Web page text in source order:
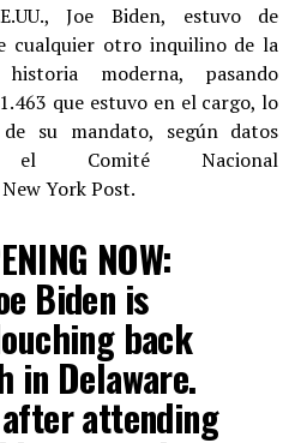
Joe Biden, estuvo de
cualquier otro inquilino de la
moderna, pasando
que estuvo en el cargo, lo
su mandato, según datos
el Comité Nacional
York Post.
NOW:
Biden is
back
in Delaware.
attending